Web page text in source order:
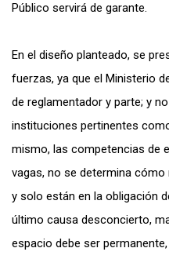
Público servirá de garante.
En el diseño planteado, se
fuerzas, ya que el Ministerio
de reglamentador y parte; y
instituciones pertinentes
mismo, las competencias de
vagas, no se determina
y solo están en la obligación
último causa desconcierto,
espacio debe ser